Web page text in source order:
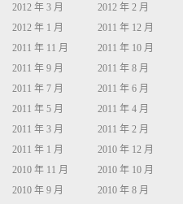
2012 年 3 月
2012 年 2 月
2012 年 1 月
2011 年 12 月
2011 年 11 月
2011 年 10 月
2011 年 9 月
2011 年 8 月
2011 年 7 月
2011 年 6 月
2011 年 5 月
2011 年 4 月
2011 年 3 月
2011 年 2 月
2011 年 1 月
2010 年 12 月
2010 年 11 月
2010 年 10 月
2010 年 9 月
2010 年 8 月